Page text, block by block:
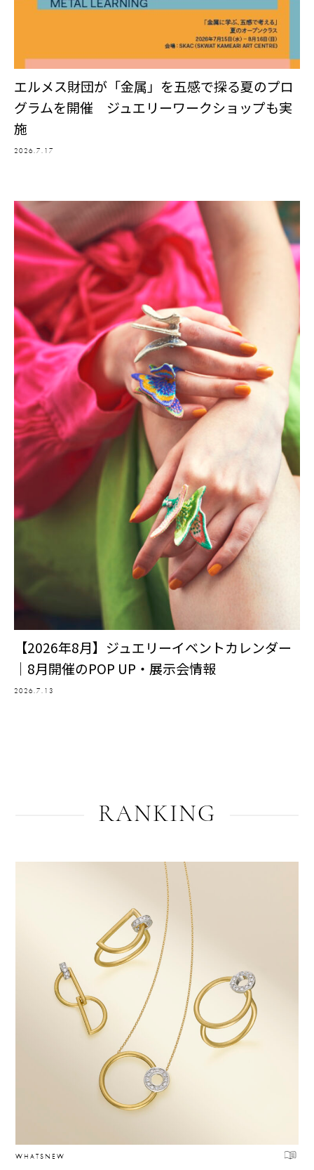
エルメス財団が「金属」を五感で探る夏のプロ
グラムを開催 ジュエリーワークショップも実
施
2026.7.17
【2026年8月】ジュエリーイベントカレンダー
｜8月開催のPOP UP・展示会情報
2026.7.13
RANKING
WHATSNEW